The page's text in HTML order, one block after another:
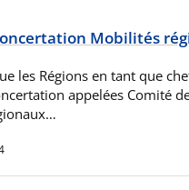
Mobilités
les Régions en tant que
appelées Comité